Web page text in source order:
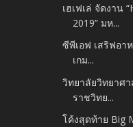
เฮเฟเล่ จัดงาน
2019” มห...
ซีพีเอฟ เสริฟอ
เกม...
วิทยาลัยวิทยาศ
ราชวิทย...
โค้งสุดท้าย Big